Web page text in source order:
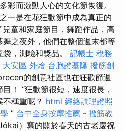
彩而激動人心的文化節恢復。
一是在花狂歡節中成為真正的
兒童和家庭節目，舞蹈作品，高
之夜外，他們在整個週末都等
，測驗和獎品。 記帳士 稅務
大安區 外燴 台胞證基隆 撥筋創
的創意社區也在狂歡節週
！ “狂歡節很短，速度很長，
稱重呢？ html 經絡調理證照
” 台中全身按摩推薦 - 撥筋教
）寫的關於春天的古老慶祝